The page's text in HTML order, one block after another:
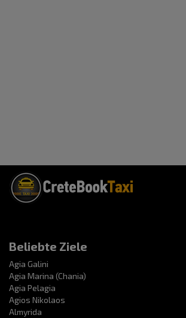
Beliebte Ziele
Agia Galini
Agia Marina (Chania)
Agia Pelagia
Agios Nikolaos
Almyrida